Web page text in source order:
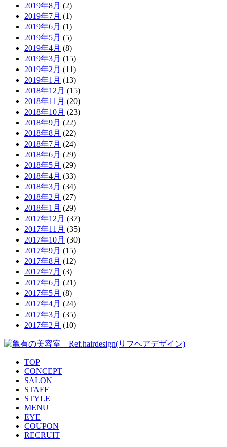
2019年8月 (2)
2019年7月 (1)
2019年6月 (1)
2019年5月 (5)
2019年4月 (8)
2019年3月 (15)
2019年2月 (11)
2019年1月 (13)
2018年12月 (15)
2018年11月 (20)
2018年10月 (23)
2018年9月 (22)
2018年8月 (22)
2018年7月 (24)
2018年6月 (29)
2018年5月 (29)
2018年4月 (33)
2018年3月 (34)
2018年2月 (27)
2018年1月 (29)
2017年12月 (37)
2017年11月 (35)
2017年10月 (30)
2017年9月 (15)
2017年8月 (12)
2017年7月 (3)
2017年6月 (21)
2017年5月 (8)
2017年4月 (24)
2017年3月 (35)
2017年2月 (10)
TOP
CONCEPT
SALON
STAFF
STYLE
MENU
EYE
COUPON
RECRUIT